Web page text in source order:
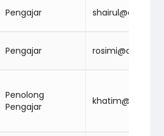
Pengajar
Pengajar
Penolong
Pengajar